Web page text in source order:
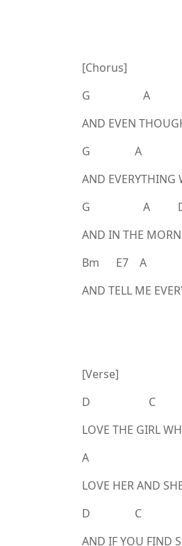
[Chorus]
G A
AND EVEN
G A D
AND EVERYTHING
G A
AND IN THE
Bm E7 A
AND TELL ME
[Verse]
D C
LOVE THE GIRL
A
LOVE HER AND
D C
AND IF YOU FIND